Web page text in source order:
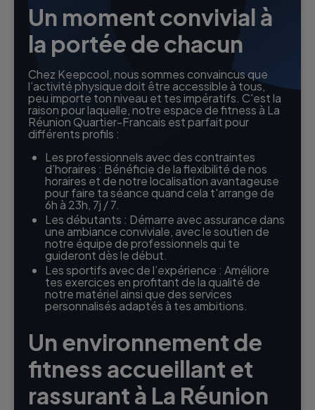
Un moment convivial à
la portée de chacun
Chez Keepcool, nous sommes convaincus que
l’activité physique doit être accessible à tous,
peu importe ton niveau et tes impératifs. C'est la
raison pour laquelle, notre espace de fitness à La
Réunion Quartier-Francais est parfait pour
différents profils :
Les professionnels avec des contraintes
d’horaires : Bénéficie de la flexibilité de nos
horaires et de notre localisation avantageuse
pour faire ta séance quand cela t'arrange de
6h à 23h, 7j / 7.
Les débutants : Démarre avec assurance dans
une ambiance conviviale, avec le soutien de
notre équipe de professionnels qui te
guideront dès le début.
Les sportifs avec de l’expérience : Améliore
tes exercices en profitant de la qualité de
notre matériel ainsi que des services
personnalisés adaptés à tes ambitions.
Un environnement de
fitness accueillant et
rassurant à La Réunion